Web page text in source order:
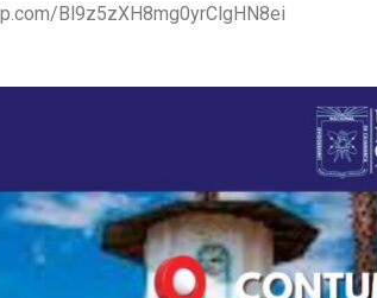
Bl9z5zXH8mg0yrClgHN8ei